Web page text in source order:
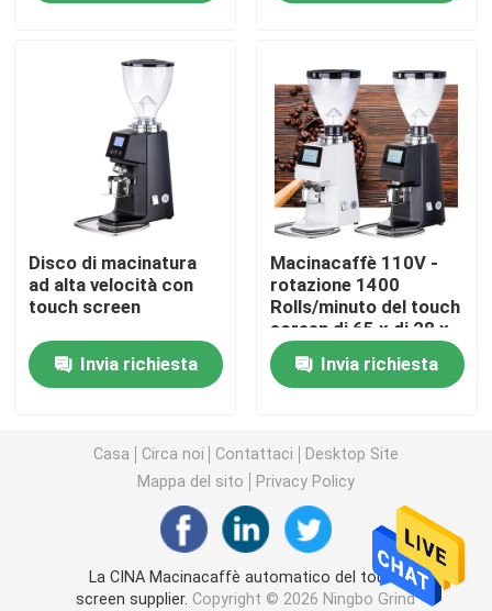
Burr Coffee Grinder
Macinacaffè di Doserless
Macinacaffè del touch screen
Macinacaffè della famiglia
Caffè espresso Bean Grinder
Macinacaffè all'aperto
Macinacaffè della mano
Disco di macinatura
ad alta velocità con
touch screen
Invia richiesta
Macinacaffè 110V -
rotazione 1400
Rolls/minuto del touch
screen di 65 x di 28 x
di 39cm del motore
220V Invia richiesta
Casa Circa noi Contattaci
Desktop Site
Mappa del sito
Privacy Policy
La CINA Macinacaffè automatico del touch
screen supplier. Copyright © 2026 Ningbo Grind